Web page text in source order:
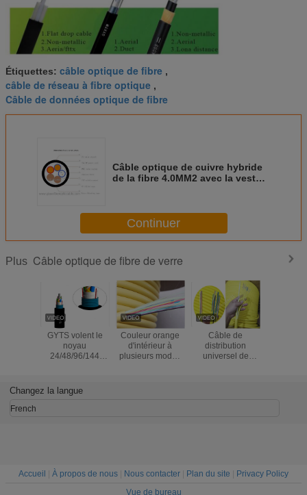
Étiquettes: câble optique de fibre ,
câble de réseau à fibre optique ,
Câble de données optique de fibre
Câble optique de cuivre hybride
de la fibre 4.0MM2 avec la veste
Continuer
Plus Câble optique de fibre de verre
GYTS volent le
noyau
24/48/96/144
de fibre de verre
de SM
Couleur orange
d'intérieur à
plusieurs modes
Câble de
distribution
universel de
Changez la langue
French
Accueil À propos de nous Nous contacter Plan du site
Privacy Policy
Vue de bureau